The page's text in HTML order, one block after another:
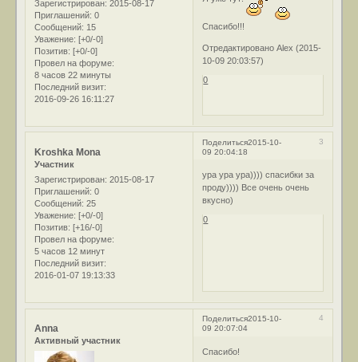
Зарегистрирован: 2015-08-17
Приглашений: 0
Сообщений: 15
Уважение: [+0/-0]
Позитив: [+0/-0]
Провел на форуме:
8 часов 22 минуты
Последний визит:
2016-09-26 16:11:27
Спасибо!!!
Отредактировано Alex (2015-
10-09 20:03:57)
0
Поделиться 3
2015-10-
09 20:04:18
Kroshka Mona
Участник
Зарегистрирован: 2015-08-17
Приглашений: 0
Сообщений: 25
Уважение: [+0/-0]
Позитив: [+16/-0]
Провел на форуме:
5 часов 12 минут
Последний визит:
2016-01-07 19:13:33
ура ура ура)))) спасибки за
проду)))) Все очень очень
вкусно)
0
Поделиться 4
2015-10-
09 20:07:04
Anna
Активный участник
Спасибо!